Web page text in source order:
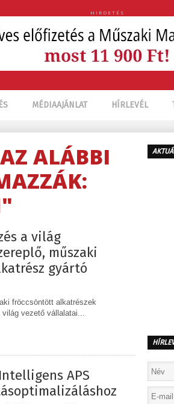
HIRDETÉS
MÉDIAAJÁNLAT HÍRLEVÉL
AZ ALÁBBI
a világ
műszaki
gyártó
fröccsöntött alkatrészek
vezető vállalatai...
APS